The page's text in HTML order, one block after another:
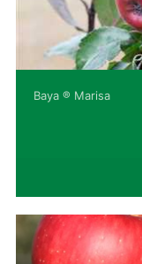
Baya ® Marisa